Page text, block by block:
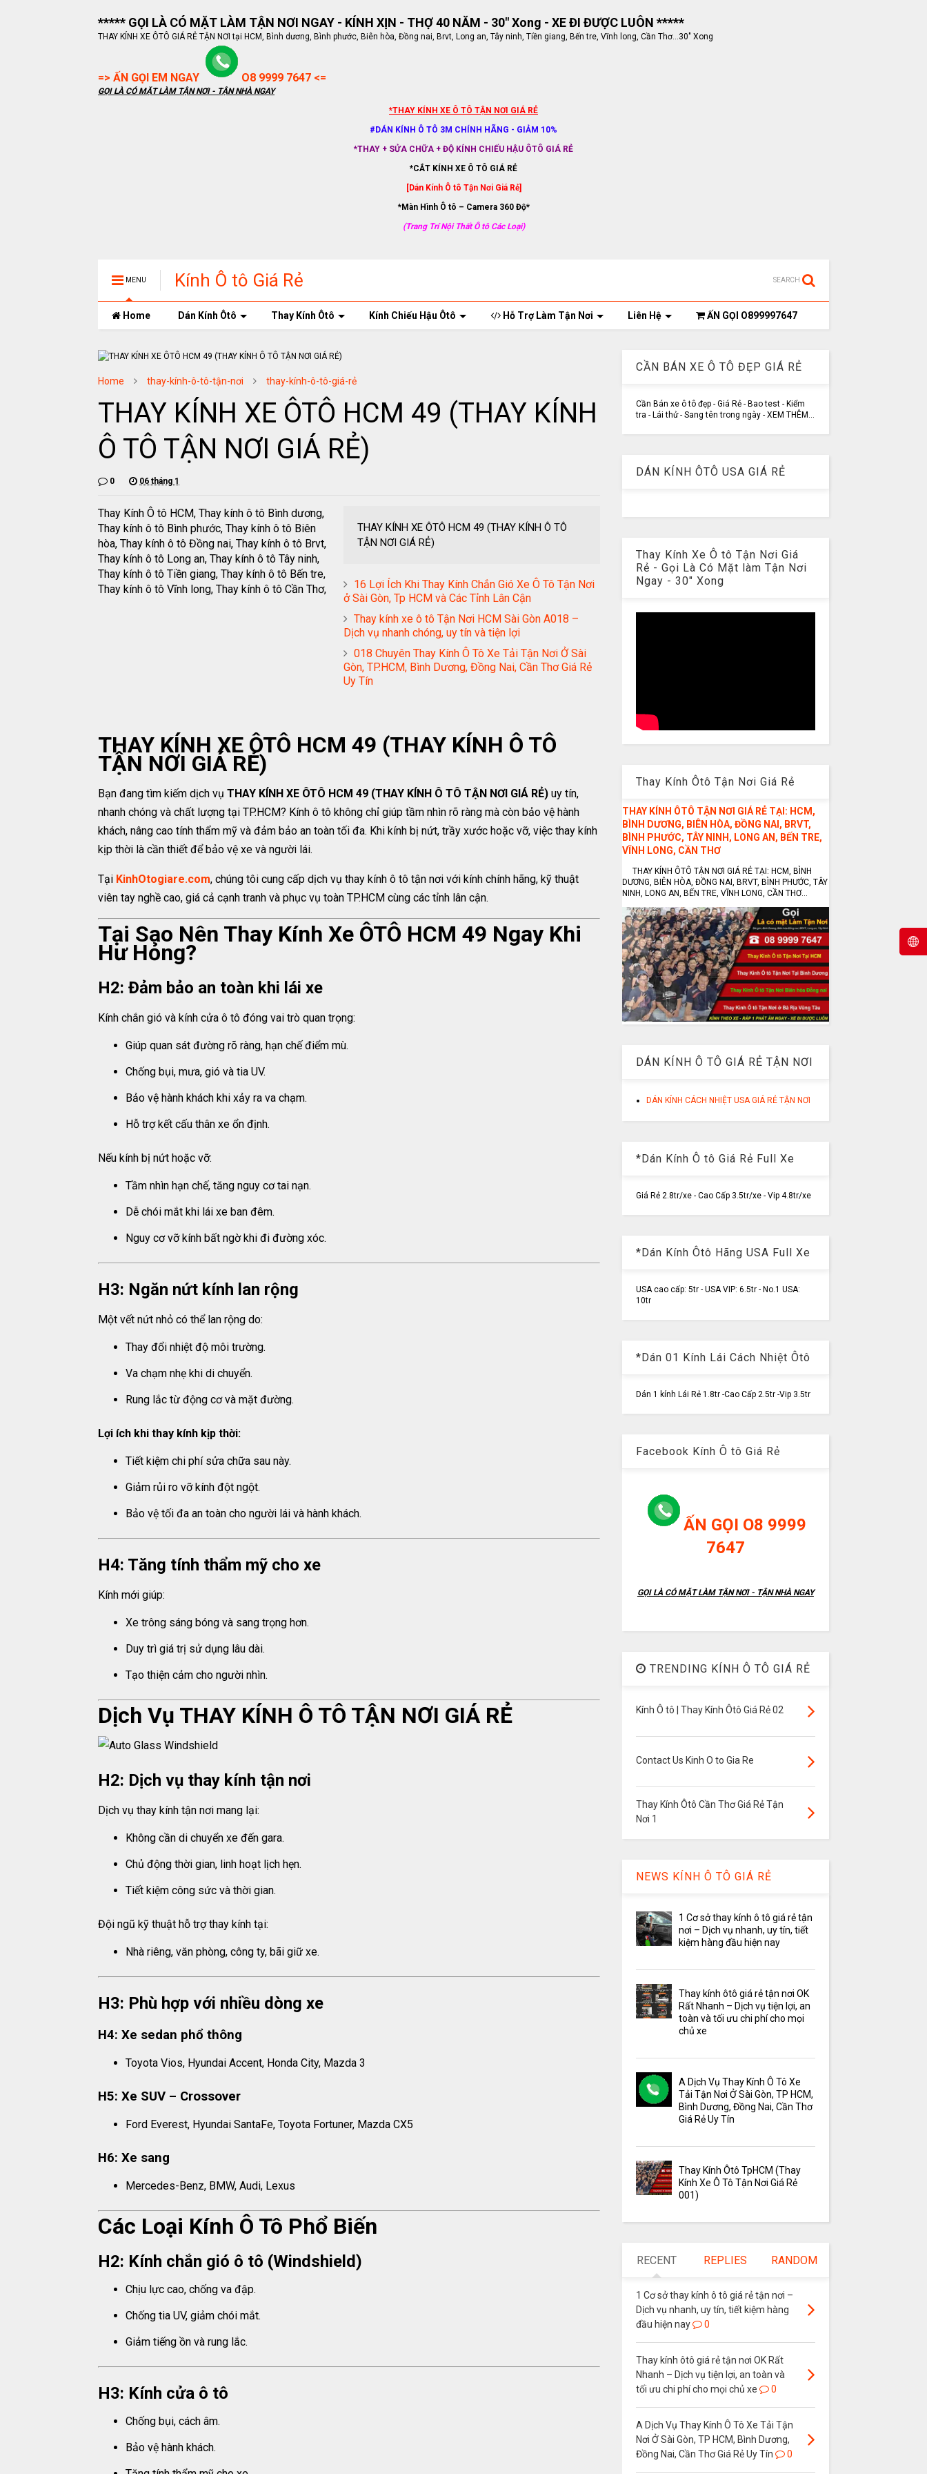
***** GỌI LÀ CÓ MẶT LÀM TẬN NƠI NGAY - KÍNH XỊN - THỢ 40 NĂM - 30" Xong - XE ĐI ĐƯỢC LUÔN *****
THAY KÍNH XE ÔTÔ GIÁ RẺ TẬN NƠI tại HCM, Bình dương, Bình phước, Biên hòa, Đồng nai, Brvt, Long an, Tây ninh, Tiền giang, Bến tre, Vĩnh long, Cần Thơ...30" Xong
=> ẤN GỌI EM NGAY O8 9999 7647 <=
GỌI LÀ CÓ MẶT LÀM TẬN NƠI - TẬN NHÀ NGAY
*THAY KÍNH XE Ô TÔ TẬN NƠI GIÁ RẺ
#DÁN KÍNH Ô TÔ 3M CHÍNH HÃNG - GIẢM 10%
*THAY + SỬA CHỮA + ĐỘ KÍNH CHIẾU HẬU ÔTÔ GIÁ RẺ
*CẮT KÍNH XE Ô TÔ GIÁ RẺ
[Dán Kính Ô tô Tận Nơi Giá Rẻ]
*Màn Hình Ô tô – Camera 360 Độ*
(Trang Trí Nội Thất Ô tô Các Loại)
MENU Kính Ô tô Giá Rẻ SEARCH
Home Dán Kính Ôtô Thay Kính Ôtô Kính Chiếu Hậu Ôtô Hỗ Trợ Làm Tận Nơi Liên Hệ ẤN GỌI O899997647
Home thay-kính-ô-tô-tận-nơi thay-kính-ô-tô-giá-rẻ
THAY KÍNH XE ÔTÔ HCM 49 (THAY KÍNH
Ô TÔ TẬN NƠI GIÁ RẺ)
0 06 tháng 1
Thay Kính Ô tô HCM, Thay kính ô tô Bình dương,
Thay kính ô tô Bình phước, Thay kính ô tô Biên
hòa, Thay kính ô tô Đồng nai, Thay kính ô tô Brvt,
Thay kính ô tô Long an, Thay kính ô tô Tây ninh,
Thay kính ô tô Tiền giang, Thay kính ô tô Bến tre,
Thay kính ô tô Vĩnh long, Thay kính ô tô Cần Thơ,
THAY KÍNH XE ÔTÔ HCM 49 (THAY KÍNH Ô TÔ
TẬN NƠI GIÁ RẺ)
16 Lợi Ích Khi Thay Kính Chắn Gió Xe Ô Tô Tận Nơi
ở Sài Gòn, Tp HCM và Các Tỉnh Lân Cận
Thay kính xe ô tô Tận Nơi HCM Sài Gòn A018 –
Dịch vụ nhanh chóng, uy tín và tiện lợi
018 Chuyên Thay Kính Ô Tô Xe Tải Tận Nơi Ở Sài
Gòn, TP.HCM, Bình Dương, Đồng Nai, Cần Thơ Giá Rẻ
Uy Tín
THAY KÍNH XE ÔTÔ HCM 49 (THAY KÍNH Ô TÔ
TẬN NƠI GIÁ RẺ)
Bạn đang tìm kiếm dịch vụ THAY KÍNH XE ÔTÔ HCM 49 (THAY KÍNH Ô TÔ TẬN NƠI GIÁ RẺ) uy tín,
nhanh chóng và chất lượng tại TP.HCM? Kính ô tô không chỉ giúp tầm nhìn rõ ràng mà còn bảo vệ hành
khách, nâng cao tính thẩm mỹ và đảm bảo an toàn tối đa. Khi kính bị nứt, trầy xước hoặc vỡ, việc thay kính
kịp thời là cần thiết để bảo vệ xe và người lái.
Tại KinhOtogiare.com, chúng tôi cung cấp dịch vụ thay kính ô tô tận nơi với kính chính hãng, kỹ thuật
viên tay nghề cao, giá cả cạnh tranh và phục vụ toàn TP.HCM cùng các tỉnh lân cận.
Tại Sao Nên Thay Kính Xe ÔTÔ HCM 49 Ngay Khi
Hư Hỏng?
H2: Đảm bảo an toàn khi lái xe
Kính chắn gió và kính cửa ô tô đóng vai trò quan trọng:
Giúp quan sát đường rõ ràng, hạn chế điểm mù.
Chống bụi, mưa, gió và tia UV.
Bảo vệ hành khách khi xảy ra va chạm.
Hỗ trợ kết cấu thân xe ổn định.
Nếu kính bị nứt hoặc vỡ:
Tầm nhìn hạn chế, tăng nguy cơ tai nạn.
Dễ chói mắt khi lái xe ban đêm.
Nguy cơ vỡ kính bất ngờ khi đi đường xóc.
H3: Ngăn nứt kính lan rộng
Một vết nứt nhỏ có thể lan rộng do:
Thay đổi nhiệt độ môi trường.
Va chạm nhẹ khi di chuyển.
Rung lắc từ động cơ và mặt đường.
Lợi ích khi thay kính kịp thời:
Tiết kiệm chi phí sửa chữa sau này.
Giảm rủi ro vỡ kính đột ngột.
Bảo vệ tối đa an toàn cho người lái và hành khách.
H4: Tăng tính thẩm mỹ cho xe
Kính mới giúp:
Xe trông sáng bóng và sang trọng hơn.
Duy trì giá trị sử dụng lâu dài.
Tạo thiện cảm cho người nhìn.
Dịch Vụ THAY KÍNH Ô TÔ TẬN NƠI GIÁ RẺ
H2: Dịch vụ thay kính tận nơi
Dịch vụ thay kính tận nơi mang lại:
Không cần di chuyển xe đến gara.
Chủ động thời gian, linh hoạt lịch hẹn.
Tiết kiệm công sức và thời gian.
Đội ngũ kỹ thuật hỗ trợ thay kính tại:
Nhà riêng, văn phòng, công ty, bãi giữ xe.
H3: Phù hợp với nhiều dòng xe
H4: Xe sedan phổ thông
Toyota Vios, Hyundai Accent, Honda City, Mazda 3
H5: Xe SUV – Crossover
Ford Everest, Hyundai SantaFe, Toyota Fortuner, Mazda CX5
H6: Xe sang
Mercedes-Benz, BMW, Audi, Lexus
Các Loại Kính Ô Tô Phổ Biến
H2: Kính chắn gió ô tô (Windshield)
Chịu lực cao, chống va đập.
Chống tia UV, giảm chói mắt.
Giảm tiếng ồn và rung lắc.
H3: Kính cửa ô tô
Chống bụi, cách âm.
Bảo vệ hành khách.
CẦN BÁN XE Ô TÔ ĐẸP GIÁ RẺ
Cần Bán xe ô tô đẹp - Giá Rẻ - Bao test - Kiểm
tra - Lái thử - Sang tên trong ngày - XEM THÊM...
DÁN KÍNH ÔTÔ USA GIÁ RẺ
Thay Kính Xe Ô tô Tận Nơi Giá
Rẻ - Gọi Là Có Mặt làm Tận Nơi
Ngay - 30" Xong
Thay Kính Ôtô Tận Nơi Giá Rẻ
THAY KÍNH ÔTÔ TẬN NƠI GIÁ RẺ TẠI: HCM,
BÌNH DƯƠNG, BIÊN HÒA, ĐỒNG NAI, BRVT,
BÌNH PHƯỚC, TÂY NINH, LONG AN, BẾN TRE,
VĨNH LONG, CẦN THƠ
THAY KÍNH ÔTÔ TẬN NƠI GIÁ RẺ TẠI: HCM, BÌNH
DƯƠNG, BIÊN HÒA, ĐỒNG NAI, BRVT, BÌNH PHƯỚC, TÂY
NINH, LONG AN, BẾN TRE, VĨNH LONG, CẦN THƠ...
DÁN KÍNH Ô TÔ GIÁ RẺ TẬN NƠI
DÁN KÍNH CÁCH NHIỆT USA GIÁ RẺ TẬN NƠI
*Dán Kính Ô tô Giá Rẻ Full Xe
Giá Rẻ 2.8tr/xe - Cao Cấp 3.5tr/xe - Vip 4.8tr/xe
*Dán Kính Ôtô Hãng USA Full Xe
USA cao cấp: 5tr - USA VIP: 6.5tr - No.1 USA:
10tr
*Dán 01 Kính Lái Cách Nhiệt Ôtô
Dán 1 kính Lái Rẻ 1.8tr -Cao Cấp 2.5tr -Vip 3.5tr
Facebook Kính Ô tô Giá Rẻ
ẤN GỌI O8 9999
7647
GỌI LÀ CÓ MẶT LÀM TẬN NƠI - TẬN NHÀ NGAY
TRENDING KÍNH Ô TÔ GIÁ RẺ
Kính Ô tô | Thay Kính Ôtô Giá Rẻ 02
Contact Us Kinh O to Gia Re
Thay Kính Ôtô Cần Thơ Giá Rẻ Tận
Nơi 1
NEWS KÍNH Ô TÔ GIÁ RẺ
1 Cơ sở thay kính ô tô giá rẻ tận
nơi – Dịch vụ nhanh, uy tín, tiết
kiệm hàng đầu hiện nay
Thay kính ôtô giá rẻ tận nơi OK
Rất Nhanh – Dịch vụ tiện lợi, an
toàn và tối ưu chi phí cho mọi
chủ xe
A Dịch Vụ Thay Kính Ô Tô Xe
Tải Tận Nơi Ở Sài Gòn, TP HCM,
Bình Dương, Đồng Nai, Cần Thơ
Giá Rẻ Uy Tín
Thay Kính Ôtô TpHCM (Thay
Kính Xe Ô Tô Tận Nơi Giá Rẻ
001)
RECENT REPLIES RANDOM
1 Cơ sở thay kính ô tô giá rẻ tận nơi –
Dịch vụ nhanh, uy tín, tiết kiệm hàng
đầu hiện nay
0
Thay kính ôtô giá rẻ tận nơi OK Rất
Nhanh – Dịch vụ tiện lợi, an toàn và
tối ưu chi phí cho mọi chủ xe
0
A Dịch Vụ Thay Kính Ô Tô Xe Tải Tận
Nơi Ở Sài Gòn, TP HCM, Bình Dương,
Đồng Nai, Cần Thơ Giá Rẻ Uy Tín
0